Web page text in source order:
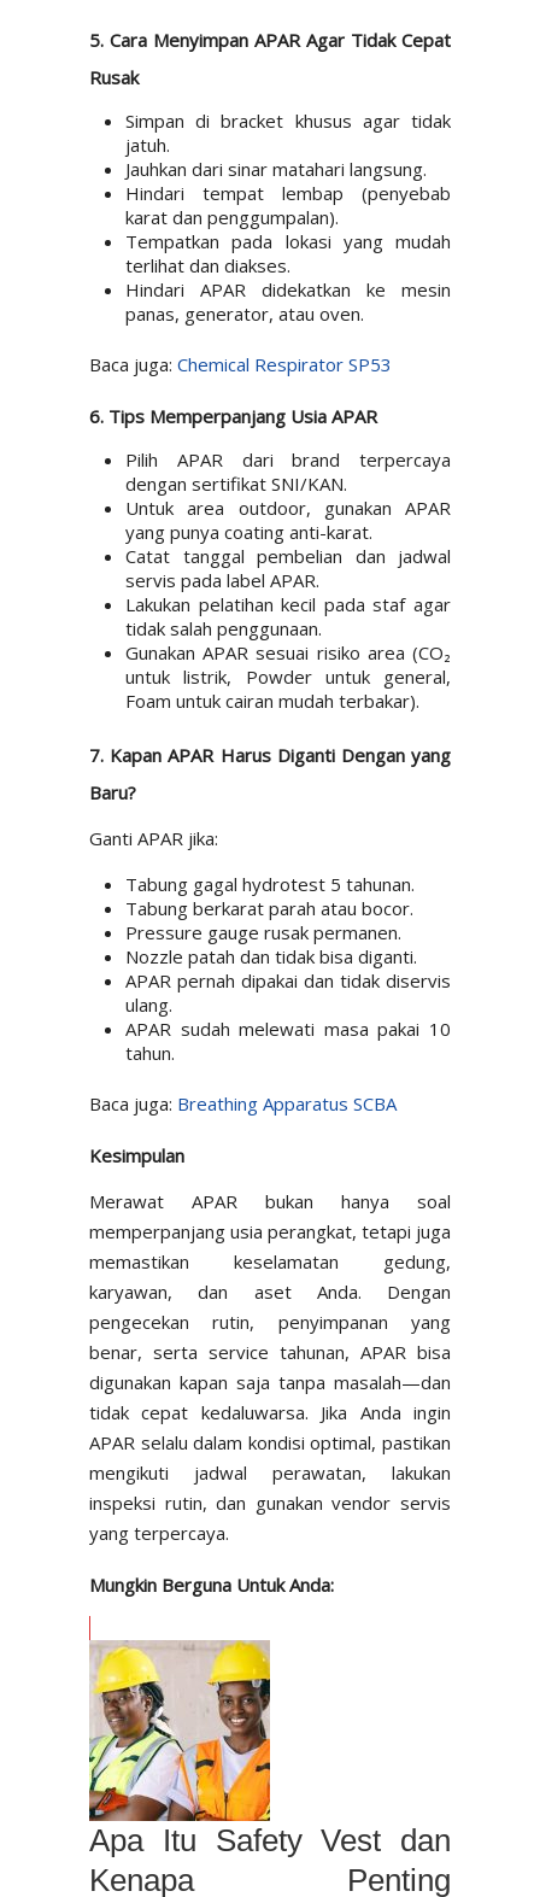
5. Cara Menyimpan APAR Agar Tidak Cepat
Rusak
Simpan di bracket khusus agar tidak
jatuh.
Jauhkan dari sinar matahari langsung.
Hindari tempat lembap (penyebab
karat dan penggumpalan).
Tempatkan pada lokasi yang mudah
terlihat dan diakses.
Hindari APAR didekatkan ke mesin
panas, generator, atau oven.
Baca juga: Chemical Respirator SP53
6. Tips Memperpanjang Usia APAR
Pilih APAR dari brand terpercaya
dengan sertifikat SNI/KAN.
Untuk area outdoor, gunakan APAR
yang punya coating anti-karat.
Catat tanggal pembelian dan jadwal
servis pada label APAR.
Lakukan pelatihan kecil pada staf agar
tidak salah penggunaan.
Gunakan APAR sesuai risiko area (CO₂
untuk listrik, Powder untuk general,
Foam untuk cairan mudah terbakar).
7. Kapan APAR Harus Diganti Dengan yang
Baru?
Ganti APAR jika:
Tabung gagal hydrotest 5 tahunan.
Tabung berkarat parah atau bocor.
Pressure gauge rusak permanen.
Nozzle patah dan tidak bisa diganti.
APAR pernah dipakai dan tidak diservis
ulang.
APAR sudah melewati masa pakai 10
tahun.
Baca juga: Breathing Apparatus SCBA
Kesimpulan
Merawat APAR bukan hanya soal
memperpanjang usia perangkat, tetapi juga
memastikan keselamatan gedung,
karyawan, dan aset Anda. Dengan
pengecekan rutin, penyimpanan yang
benar, serta service tahunan, APAR bisa
digunakan kapan saja tanpa masalah—dan
tidak cepat kedaluwarsa. Jika Anda ingin
APAR selalu dalam kondisi optimal, pastikan
mengikuti jadwal perawatan, lakukan
inspeksi rutin, dan gunakan vendor servis
yang terpercaya.
Mungkin Berguna Untuk Anda:
Apa Itu Safety Vest dan
Kenapa Penting